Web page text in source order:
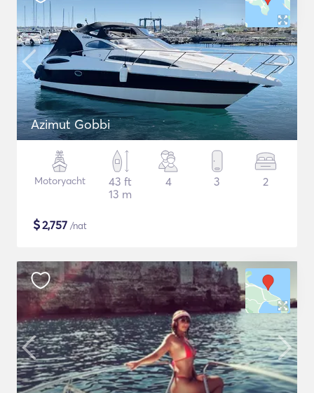
Azimut Gobbi
Motoryacht
43 ft
13 m
4 3 2
$2,757 /nat